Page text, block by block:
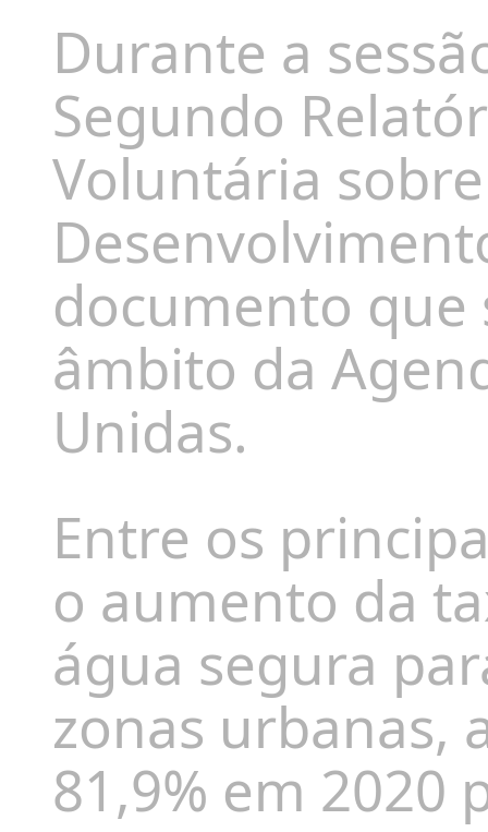
Durante a
Segundo
Voluntária
documento
âmbito da
Unidas.
Entre os
o aumento da
água segura
zonas urbanas,
81,9% em 2020